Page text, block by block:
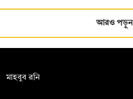
আরও পড়ুন
মাহবুব রনি